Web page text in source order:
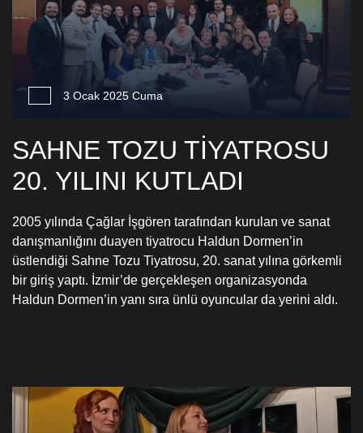
3 Ocak 2025 Cuma
SAHNE TOZU TİYATROSU
20. YILINI KUTLADI
2005 yılında Çağlar İşgören tarafından kurulan ve sanat
danışmanlığını duayen tiyatrocu Haldun Dormen’in
üstlendiği Sahne Tozu Tiyatrosu, 20. sanat yılına görkemli
bir giriş yaptı. İzmir’de gerçekleşen organizasyonda
Haldun Dormen’in yanı sıra ünlü oyuncular da yerini aldı.